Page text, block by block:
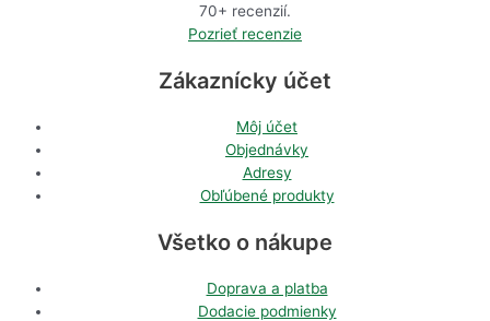
70+ recenzií.
Pozrieť recenzie
Zákaznícky účet
Môj účet
Objednávky
Adresy
Obľúbené produkty
Všetko o nákupe
Doprava a platba
Dodacie podmienky